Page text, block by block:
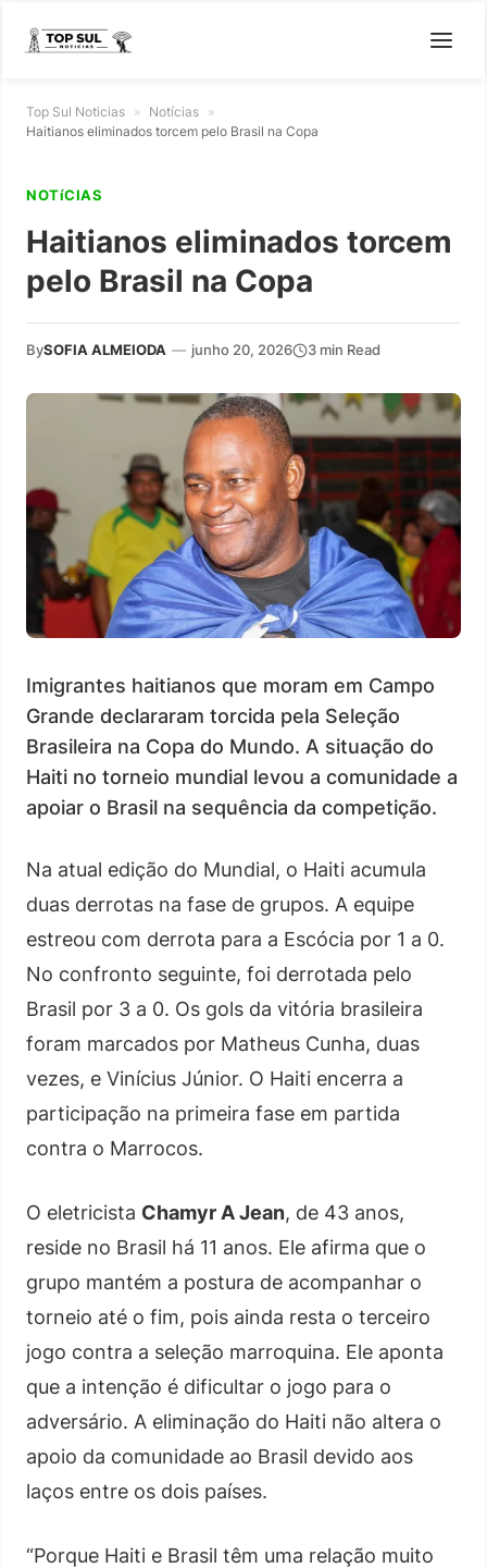
Top Sul Noticias » Notícias »
Haitianos eliminados torcem pelo Brasil na Copa
NOTíCIAS
Haitianos eliminados torcem
pelo Brasil na Copa
BySOFIA ALMEIODA — junho 20, 2026 3 min Read
Imigrantes haitianos que moram em Campo
Grande declararam torcida pela Seleção
Brasileira na Copa do Mundo. A situação do
Haiti no torneio mundial levou a comunidade a
apoiar o Brasil na sequência da competição.
Na atual edição do Mundial, o Haiti acumula
duas derrotas na fase de grupos. A equipe
estreou com derrota para a Escócia por 1 a 0.
No confronto seguinte, foi derrotada pelo
Brasil por 3 a 0. Os gols da vitória brasileira
foram marcados por Matheus Cunha, duas
vezes, e Vinícius Júnior. O Haiti encerra a
participação na primeira fase em partida
contra o Marrocos.
O eletricista Chamyr A Jean, de 43 anos,
reside no Brasil há 11 anos. Ele afirma que o
grupo mantém a postura de acompanhar o
torneio até o fim, pois ainda resta o terceiro
jogo contra a seleção marroquina. Ele aponta
que a intenção é dificultar o jogo para o
adversário. A eliminação do Haiti não altera o
apoio da comunidade ao Brasil devido aos
laços entre os dois países.
“Porque Haiti e Brasil têm uma relação muito